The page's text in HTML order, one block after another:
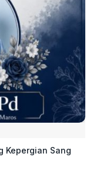
Kepergian Sang